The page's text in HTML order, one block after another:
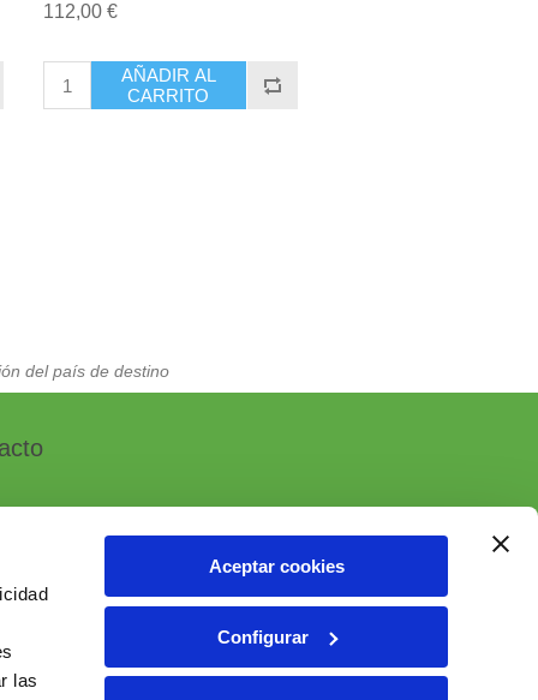
las
Aceptar cookies
Configurar
112,00 €
AÑADIR AL
CARRITO
del país de destino
7 - Polígono Industrial Las Atalayas
(España)
10 55 01